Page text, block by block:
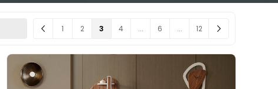
1 2 3 4 ... 6 ... 12